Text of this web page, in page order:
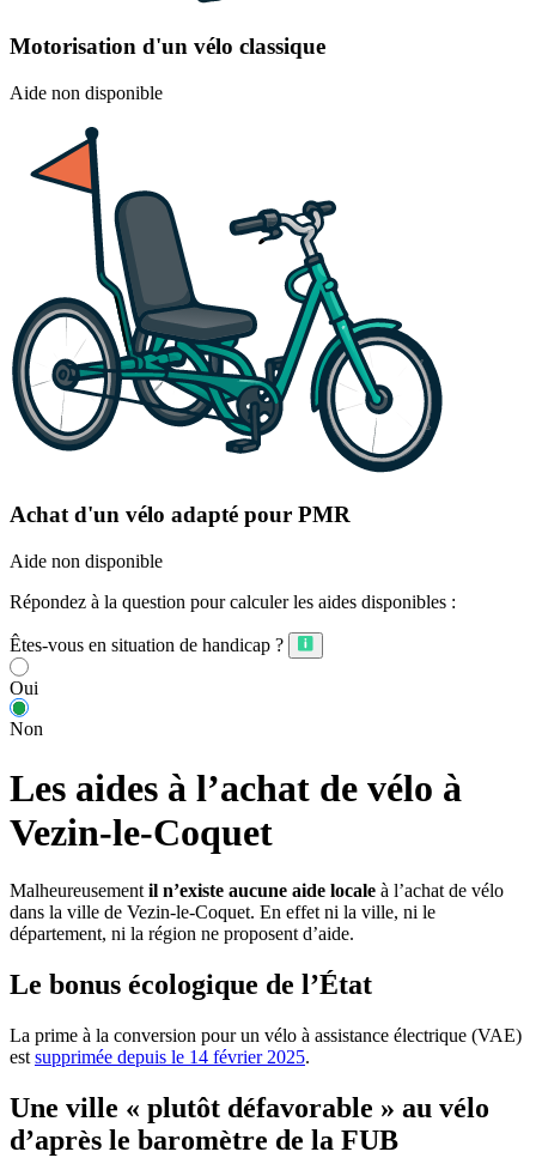
Motorisation d'un vélo classique
Aide non disponible
Achat d'un vélo adapté pour PMR
Aide non disponible
Répondez à la question pour calculer les aides disponibles :
Êtes-vous en situation de handicap ?
Oui
Non
Les aides à l’achat de vélo à
Vezin-le-Coquet
Malheureusement il n’existe aucune aide locale à l’achat de vélo
dans la ville de Vezin-le-Coquet. En effet ni la ville, ni le
département, ni la région ne proposent d’aide.
Le bonus écologique de l’État
La prime à la conversion pour un vélo à assistance électrique (VAE)
est supprimée depuis le 14 février 2025.
Une ville « plutôt défavorable » au vélo
d’après le baromètre de la FUB